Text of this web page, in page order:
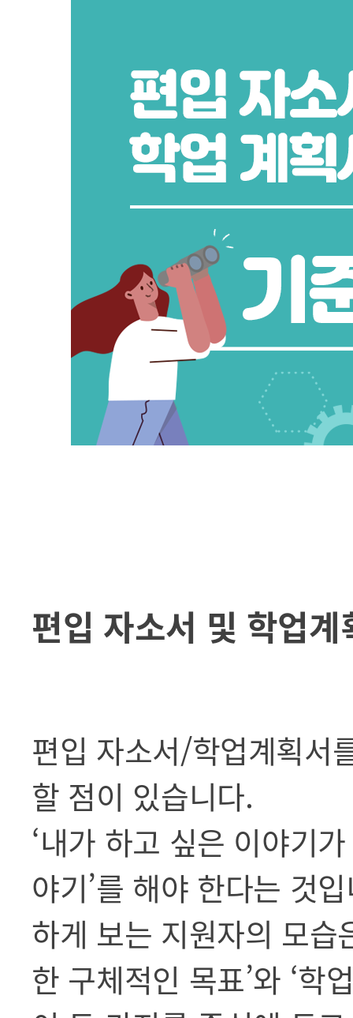
편입 자소서 및 학업
편입 자소서/학업계획서
할 점이 있습니다.
‘내가 하고 싶은 이야기
야기’를 해야 한다는 것
하게 보는 지원자의 모습
한 구체적인 목표’와 ‘학